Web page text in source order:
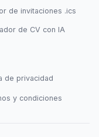
de invitaciones .ics
de CV con IA
de privacidad
y condiciones